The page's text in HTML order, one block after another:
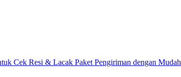
Cek Resi & Lacak Paket Pengiriman dengan Mudah